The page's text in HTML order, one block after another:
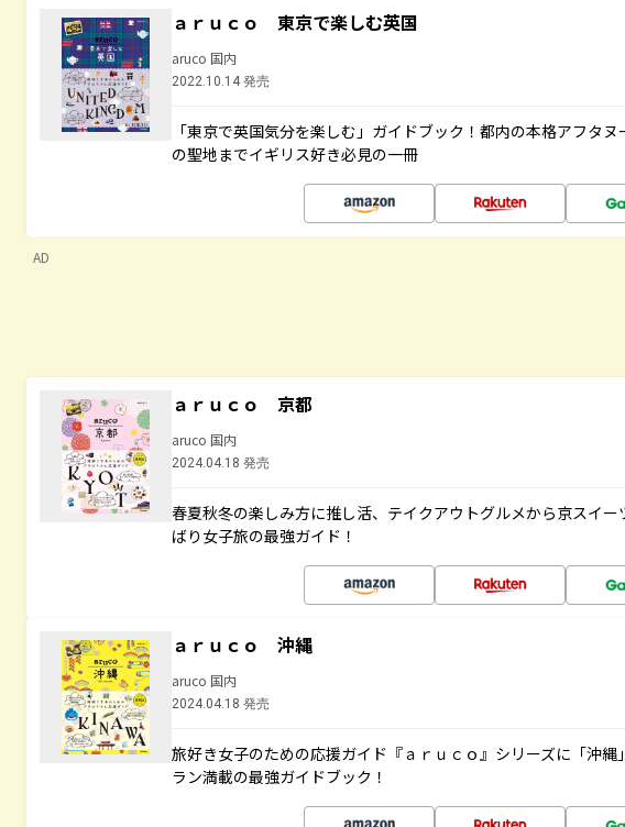
ａｒｕｃｏ 東京で楽しむ英国
aruco 国内
2022.10.14 発売
「東京で英国気分を楽しむ」ガイドブック！都内の本格アフタ
の聖地までイギリス好き必見の一冊
AD
ａｒｕｃｏ 京都
aruco 国内
2024.04.18 発売
春夏秋冬の楽しみ方に推し活、テイクアウトグルメから京スイー
ばり女子旅の最強ガイド！
ａｒｕｃｏ 沖縄
aruco 国内
2024.04.18 発売
旅好き女子のための応援ガイド『ａｒｕｃｏ』シリーズに「沖
ラン満載の最強ガイドブック！